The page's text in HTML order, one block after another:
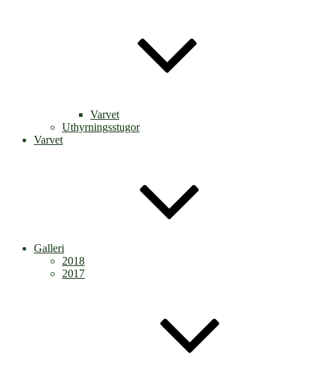
Varvet
Uthyrningsstugor
Varvet
Galleri
2018
2017